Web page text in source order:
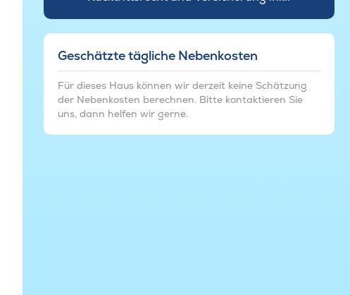
Geschätzte tägliche Nebenkosten
Für dieses Haus können wir derzeit keine Schätzung
der Nebenkosten berechnen. Bitte kontaktieren Sie
uns, dann helfen wir gerne.